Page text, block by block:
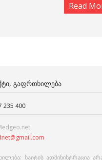
Read
ᲒᲐᲤᲠᲗᲮᲘᲚᲔᲑᲐ
235 400
საიტის ადმინისტრაცია